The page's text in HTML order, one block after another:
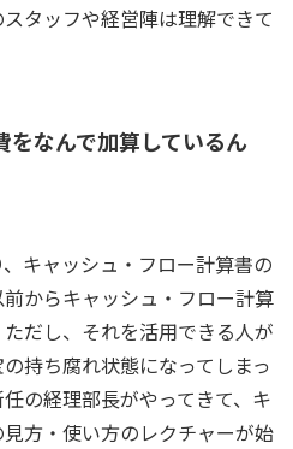
タッフや経営陣は理解できて
なんで加算しているん
キャッシュ・フロー計算書の
からキャッシュ・フロー計算
だし、それを活用できる人が
持ち腐れ状態になってしまっ
の経理部長がやってきて、キ
方・使い方のレクチャーが始